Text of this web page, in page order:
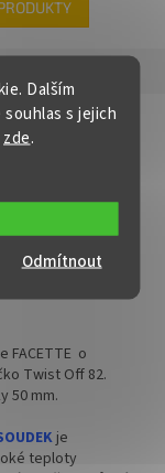
Dalším
s jejich
zde.
Odmítnout
víčko pro snadné
ZDE
cenu kupte
víček 700 ks a
Twist FACETTE
kdo se věnuje
Tato sklenice
pro uchování
FACETTE o
Twist Off 82.
50 mm.
je
teploty